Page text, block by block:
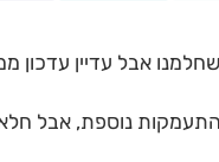
אבל עדיין עדכון
נוספת, אבל